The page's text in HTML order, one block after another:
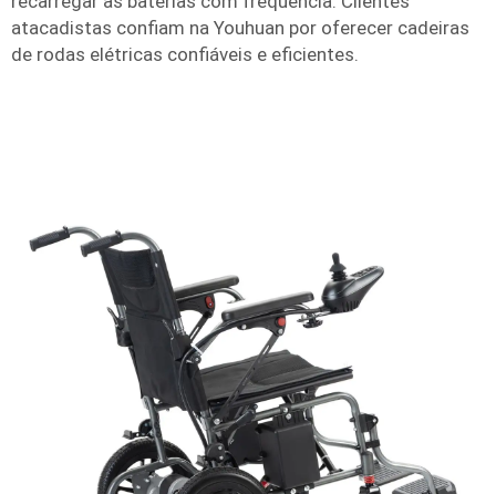
atacadistas confiam na Youhuan por oferecer cadeiras
de rodas elétricas confiáveis e eficientes.